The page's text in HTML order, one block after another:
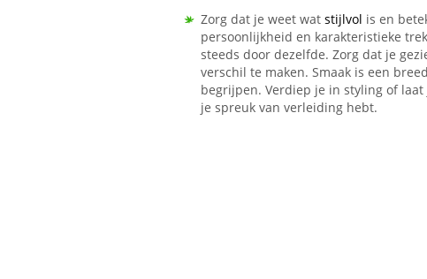
Zorg dat je weet wat stijlvol is en
persoonlijkheid en karakteristieke
steeds door dezelfde. Zorg dat je
verschil te maken. Smaak is een
begrijpen. Verdiep je in styling of
je spreuk van verleiding hebt.